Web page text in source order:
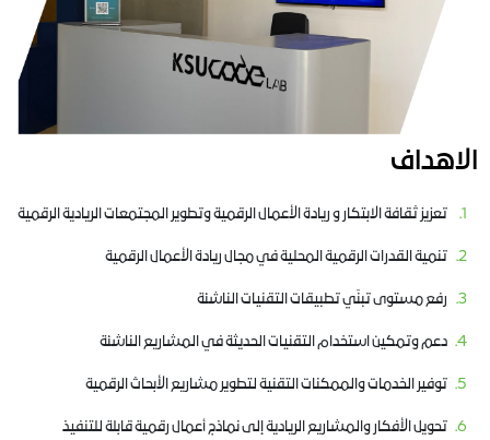
الاهداف
تعزيز ثقافة الابتكار و ريادة الأعمال الرقمية وتطوير المجتمعات الريادية الرقمية
تنمية القدرات الرقمية المحلية في مجال ريادة الأعمال الرقمية
رفع مستوى تبنّي تطبيقات التقنيات الناشئة
دعم وتمكين استخدام التقنيات الحديثة في المشاريع الناشئة
توفير الخدمات والممكنات التقنية لتطوير مشاريع الأبحاث الرقمية
تحويل الأفكار والمشاريع الريادية إلى نماذج أعمال رقمية قابلة للتنفيذ